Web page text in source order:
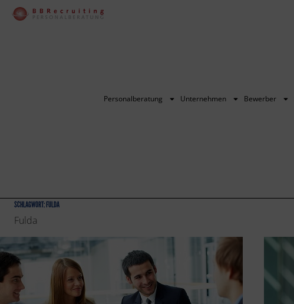
Personalberatung Unternehmen Bewerber
SCHLAGWORT:FULDA
Fulda